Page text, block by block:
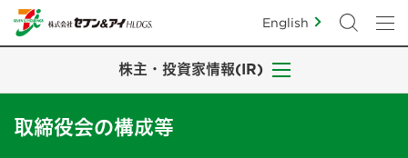
English
株主・投資家情報(IR)
取締役会の構成等